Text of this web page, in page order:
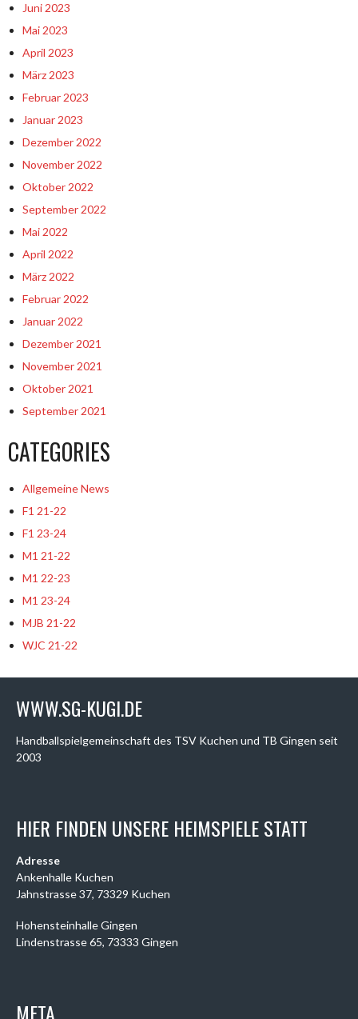
Juni 2023
Mai 2023
April 2023
März 2023
Februar 2023
Januar 2023
Dezember 2022
November 2022
Oktober 2022
September 2022
Mai 2022
April 2022
März 2022
Februar 2022
Januar 2022
Dezember 2021
November 2021
Oktober 2021
September 2021
CATEGORIES
Allgemeine News
F1 21-22
F1 23-24
M1 21-22
M1 22-23
M1 23-24
MJB 21-22
WJC 21-22
WWW.SG-KUGI.DE
Handballspielgemeinschaft des TSV Kuchen und TB Gingen seit
2003
HIER FINDEN UNSERE HEIMSPIELE STATT
Adresse
Ankenhalle Kuchen
Jahnstrasse 37, 73329 Kuchen
Hohensteinhalle Gingen
Lindenstrasse 65, 73333 Gingen
META